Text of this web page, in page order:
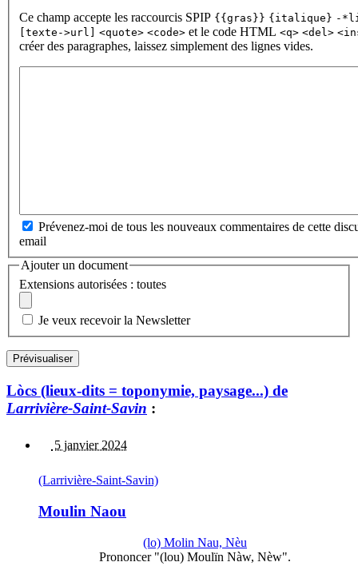
Ce champ accepte les raccourcis SPIP {{gras}} {italique} -
[texte->url]
<quote> <code> et le code HTML <q> <del>
créer des paragraphes, laissez simplement des lignes vides.
Prévenez-moi de tous les nouveaux commentaires de cette
email
Ajouter un document
Extensions autorisées : toutes
Je veux recevoir la Newsletter
Lòcs (lieux-dits = toponymie, paysage...) de
Larrivière-Saint-Savin :
5 janvier 2024
(Larrivière-Saint-Savin)
Moulin Naou
(lo) Molin Nau, Nèu
Prononcer "(lou) Moulïn Nàw, Nèw".